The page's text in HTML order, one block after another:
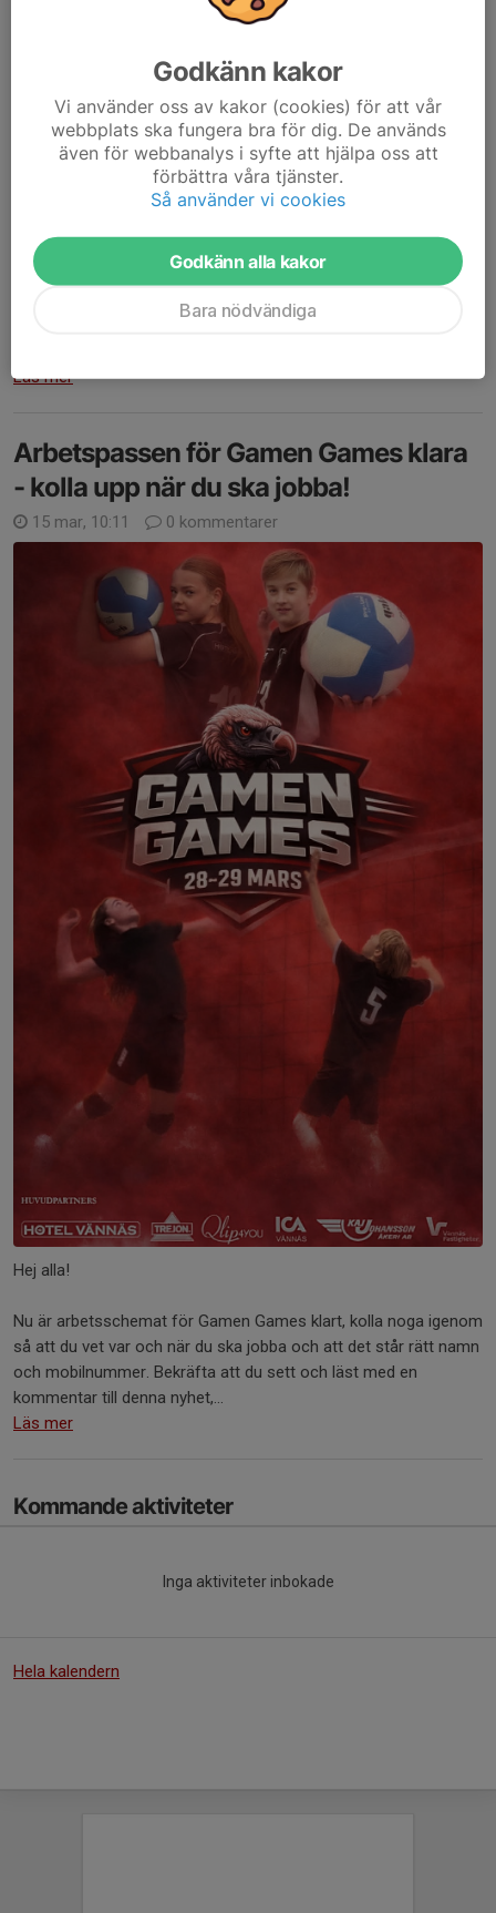
Vi har nu fått arbetspassen till Vännäsdagarna att dela ut.
Vännäsdagarna faller in helgen 10-12/7.
Vi ha enstaka pass onsdag, fredag, söndag och måndag. Dom
flesta passen ligger på lördag.
Läs mer
Arbetspassen för Gamen Games klara
- kolla upp när du ska jobba!
15 mar, 10:11 0 kommentarer
Hej alla!
Nu är arbetsschemat för Gamen Games klart, kolla noga igenom
så att du vet var och när du ska jobba och att det står rätt namn
och mobilnummer. Bekräfta att du sett och läst med en
kommentar till denna nyhet,...
Läs mer
Kommande aktiviteter
Inga aktiviteter inbokade
Hela kalendern
Godkänn kakor
Vi använder oss av kakor (cookies) för att vår
webbplats ska fungera bra för dig. De används
även för webbanalys i syfte att hjälpa oss att
förbättra våra tjänster.
Så använder vi cookies
Godkänn alla kakor
Bara nödvändiga